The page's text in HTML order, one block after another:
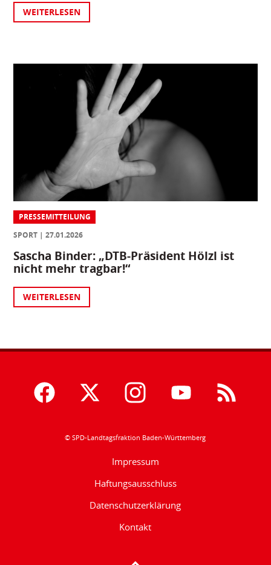
WEITERLESEN
PRESSEMITTEILUNG
SPORT
27.01.2026
Sascha Binder: „DTB-Präsident Hölzl ist
nicht mehr tragbar!“
WEITERLESEN
© SPD-Landtagsfraktion Baden-Württemberg
Impressum
Haftungsausschluss
Datenschutzerklärung
Kontakt